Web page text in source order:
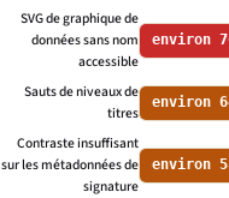
SVG de graphique de
données sans nom
accessible
environ
Sauts de niveaux de
titres
environ
Contraste insuffisant
sur les métadonnées de
signature
environ